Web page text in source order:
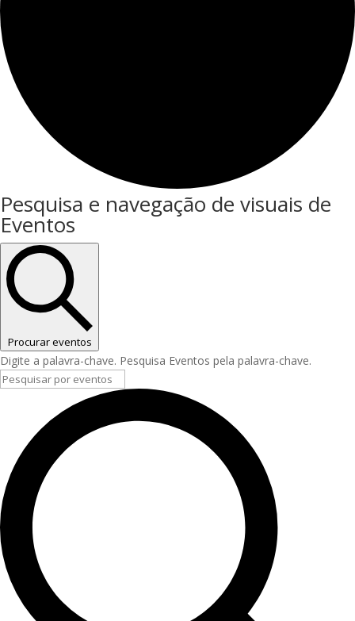
Eventos
Pesquisa e navegação de visuais de
Eventos
Procurar eventos
Digite a palavra-chave. Pesquisa Eventos pela palavra-chave.